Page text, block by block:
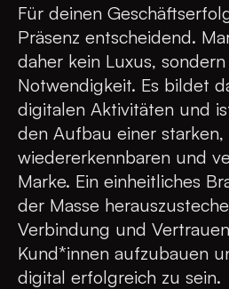
Für deinen
Präsenz entscheidend.
daher kein Luxus,
Notwendigkeit. Es bildet
digitalen Aktivitäten und
den Aufbau einer starken,
wiedererkennbaren und
Marke. Ein einheitliches
der Masse
Verbindung und
Kund*innen aufzubauen
digital erfolgreich zu sein.